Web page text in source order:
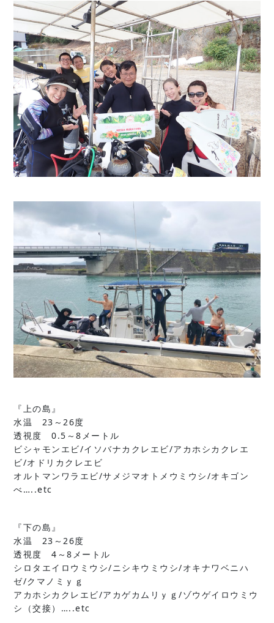
『上の島』
水温 23～26度
透視度 0.5～8メートル
ビシャモンエビ/イソバナカクレエビ/アカホシカクレエ
ビ/オドリカクレエビ
オルトマンワラエビ/サメジマオトメウミウシ/オキゴン
べ…..etc
『下の島』
水温 23～26度
透視度 4～8メートル
シロタエイロウミウシ/ニシキウミウシ/オキナワベニハ
ゼ/クマノミｙｇ
アカホシカクレエビ/アカゲカムリｙｇ/ゾウゲイロウミウ
シ（交接）…..etc